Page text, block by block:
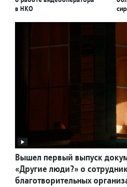
в НКО
Вышел первый выпуск
«Другие люди?» о
благотворительных